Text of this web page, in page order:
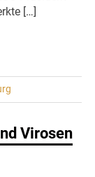
[…]
Virosen